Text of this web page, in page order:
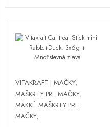
VITAKRAFT | MAČKY,
MAŠKRTY PRE MAČKY,
MÄKKÉ MAŠKRTY PRE
MAČKY,